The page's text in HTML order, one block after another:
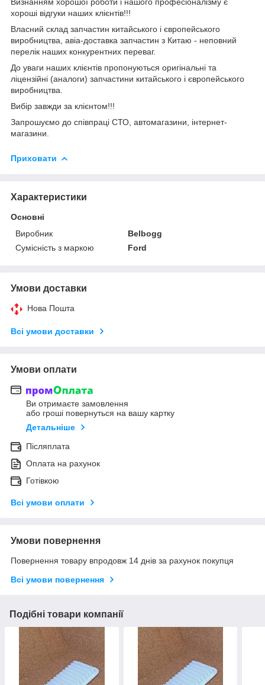
хороші відгуки наших клієнтів!!!
Власний склад запчастин китайського і європейського
виробництва, авіа-доставка запчастин з Китаю - неповний
перелік наших конкурентних переваг.
До уваги наших клієнтів пропонуються оригінальні та
ліцензійні (аналоги) запчастини китайського і європейського
виробництва.
Вибір завжди за клієнтом!!!
Запрошуємо до співпраці СТО, автомагазини, інтернет-
магазини.
Приховати
Характеристики
Основні
Виробник
Belbogg
Сумісність з маркою
Ford
Умови доставки
Нова Пошта
Всі умови доставки
Умови оплати
Ви отримаєте замовлення
або гроші повернуться на вашу картку
Детальніше
Післяплата
Оплата на рахунок
Готівкою
Всі умови оплати
Умови повернення
Повернення товару впродовж 14 днів за рахунок покупця
Всі умови повернення
Подібні товари компанії